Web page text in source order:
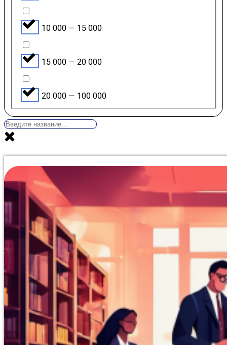
10 000 — 15 000
15 000 — 20 000
20 000 — 100 000
Курс профессиональной переподготовки,
специально для владельцев компаний и топ-
позволяет осваивать программу без отрыва от
инновационное развитие, методы цифровой
максимально упрощена — онлайн-тест до 10
написание рефератов не требуется. Анализ рынка
среди аналогов.Выдача документа об образовании
слушатель успешно завершает тестирование в
документа и приказа, заверенных УКЭП учебного
направляется получателю и регистрируется в ФРДО.